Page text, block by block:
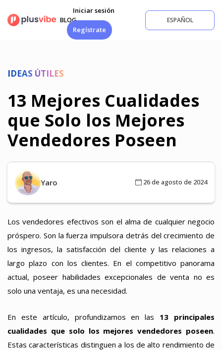
contenido
BLOG
Iniciar sesión
Regístrate
ESPAÑOL
IDEAS ÚTILES
13 Mejores Cualidades
que Solo los Mejores
Vendedores Poseen
Yaro 26 de agosto de 2024
Los vendedores efectivos son el alma de cualquier negocio
próspero. Son la fuerza impulsora detrás del crecimiento de
los ingresos, la satisfacción del cliente y las relaciones a
largo plazo con los clientes. En el competitivo panorama
actual, poseer habilidades excepcionales de venta no es
solo una ventaja, es una necesidad.
En este artículo, profundizamos en las 13 principales
cualidades que solo los mejores vendedores poseen.
Estas características distinguen a los de alto rendimiento de